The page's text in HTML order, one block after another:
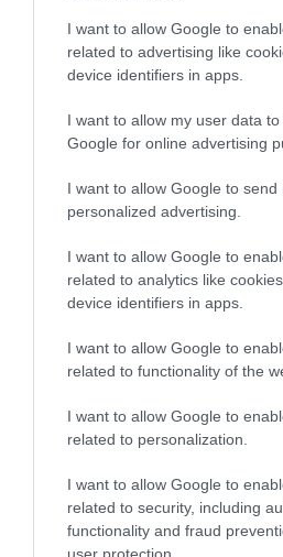
I want to allow Google to
related to advertising like
device identifiers in apps.
I want to allow my user data
Google for online advertising
I want to allow Google to send
personalized advertising.
I want to allow Google to
related to analytics like
device identifiers in apps.
I want to allow Google to
related to functionality of the
I want to allow Google to
related to personalization.
I want to allow Google to
related to security, including
functionality and fraud
PRODUTOS E MARCAS
Continente alarga serviço
lojas na Madeira
29 Abr 14:48